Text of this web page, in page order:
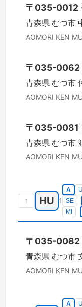
〒 035-0012
青森県 むつ市
AOMORI KEN
〒 035-0062
青森県 むつ市
AOMORI KEN
〒 035-0081
青森県 むつ市
AOMORI KEN
↑ HU 1
A U
SE
MI
〒 035-0082
青森県 むつ市
AOMORI KEN
A U